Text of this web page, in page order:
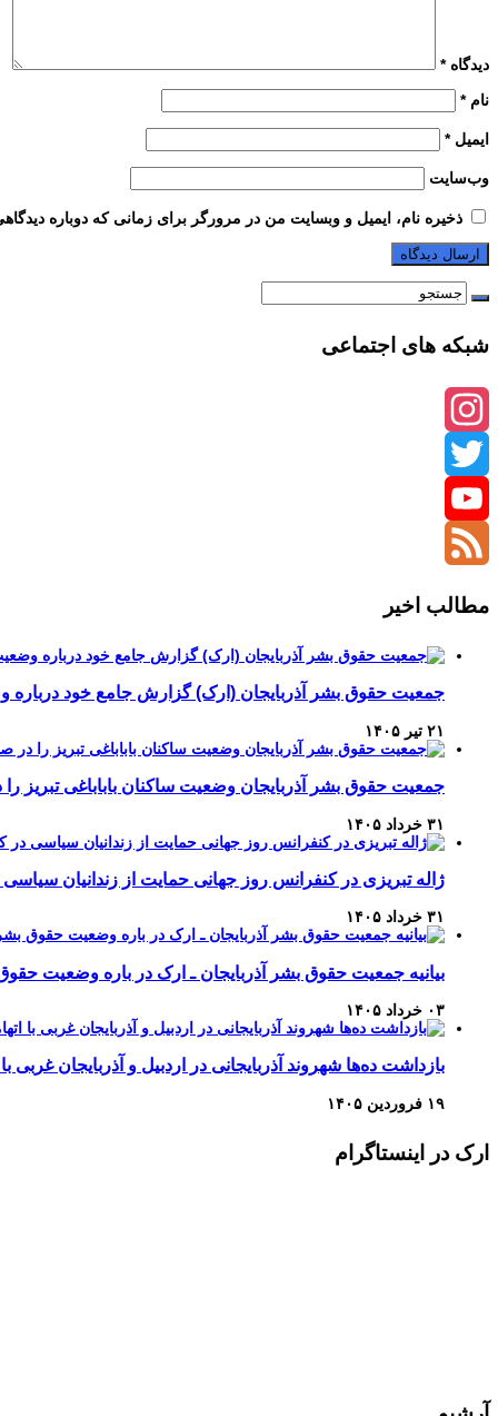
دیدگاه*
نام*
ایمیل*
وب‌سایت
ذخیره نام، ایمیل و وبسایت من در مرورگر برای زمانی که دوباره
شبکه های اجتماعی
Instagram
Twitter
YouTube
مطالب اخیر
جمعیت حقوق بشر آذربایجان (ارک) گزارش جامع خود درباره
۲۱ تیر ۱۴۰۵
جمعیت حقوق بشر آذربایجان وضعیت ساکنان باباباغی
۳۱ خرداد ۱۴۰۵
ژاله تبریزی در کنفرانس روز جهانی حمایت از زندانیان
۳۱ خرداد ۱۴۰۵
بیانیه جمعیت حقوق بشر آذربایجان ـ ارک در باره وضعیت
۰۳ خرداد ۱۴۰۵
بازداشت ده‌ها شهروند آذربایجانی در اردبیل و آذربایجان غربی
۱۹ فروردین ۱۴۰۵
ارک در اینستاگرام